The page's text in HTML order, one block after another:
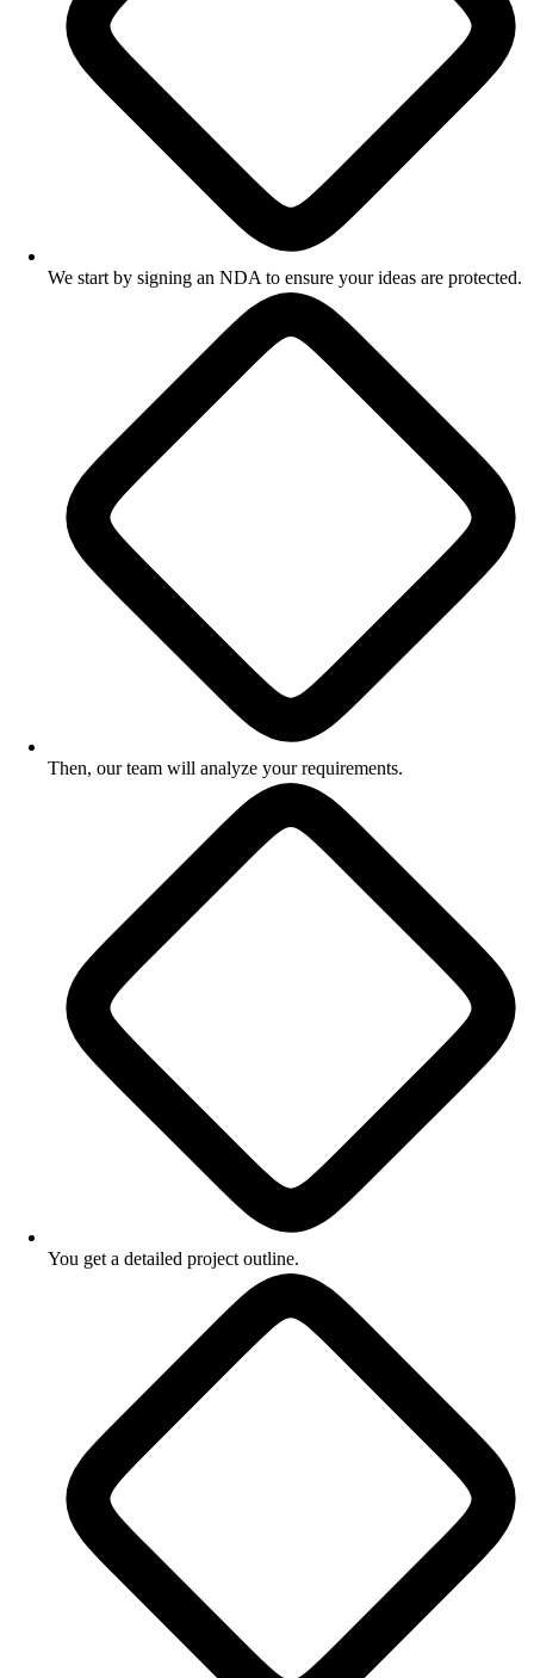
We start by signing an NDA to ensure your ideas are protected.
Then, our team will analyze your requirements.
You get a detailed project outline.